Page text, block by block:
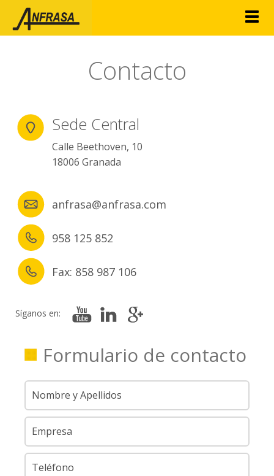
Contacto
Sede Central
Calle Beethoven, 10
18006 Granada
anfrasa@anfrasa.com
958 125 852
Fax: 858 987 106
Síganos en:
Formulario de contacto